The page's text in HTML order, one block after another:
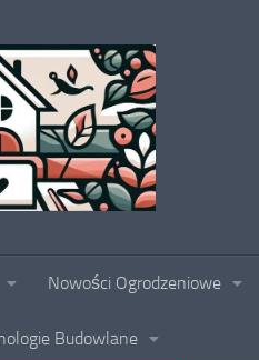
Nowości Ogrodzeniowe
Budowlane